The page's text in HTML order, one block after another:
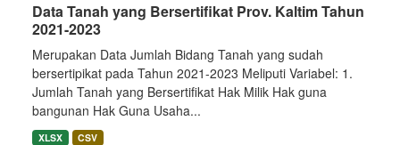
Data Tanah yang Bersertifikat Prov. Kaltim Tahun
2021-2023
Merupakan Data Jumlah Bidang Tanah yang sudah
bersertipikat pada Tahun 2021-2023 Meliputi Variabel: 1.
Jumlah Tanah yang Bersertifikat Hak Milik Hak guna
bangunan Hak Guna Usaha...
XLSX CSV